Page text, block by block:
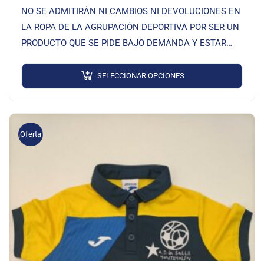
NO SE ADMITIRÁN NI CAMBIOS NI DEVOLUCIONES EN
LA ROPA DE LA AGRUPACIÓN DEPORTIVA POR SER UN
PRODUCTO QUE SE PIDE BAJO DEMANDA Y ESTAR
SELECCIONAR OPCIONES
¡Oferta!